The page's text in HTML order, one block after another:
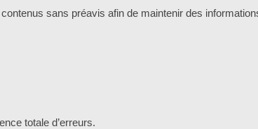
sans préavis afin de maintenir des
totale d’erreurs.